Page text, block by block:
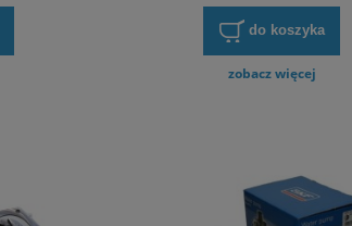
do koszyka
zobacz więcej